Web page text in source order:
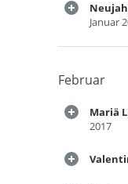
Januar
Februar
Mariä
2017